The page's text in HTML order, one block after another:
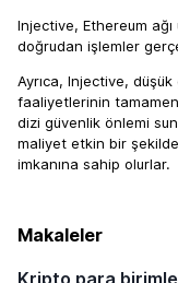
Injective, Ethereum ağı
doğrudan işlemler
Ayrıca, Injective,
faaliyetlerinin tamamen
dizi güvenlik önlemi
maliyet etkin bir
imkanına sahip olurlar.
Makaleler
Kripto para